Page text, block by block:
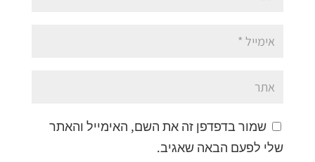
שמור בדפדפן זה את השם, האימייל והאתר
שלי לפעם הבאה שאגיב.